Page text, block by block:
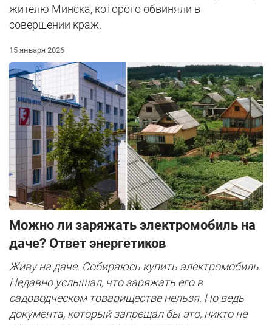
жителю Минска, которого обвиняли в
совершении краж.
15 января 2026
Можно ли заряжать электромобиль на
даче? Ответ энергетиков
Живу на даче. Собираюсь купить электромобиль.
Недавно услышал, что заряжать его в
садоводческом товариществе нельзя. Но ведь
документа, который запрещал бы это, никто не